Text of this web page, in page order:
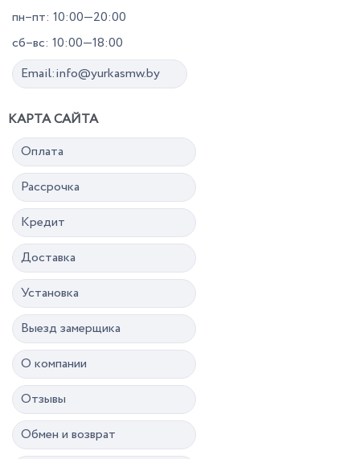
пн–пт: 10:00—20:00
сб–вс: 10:00—18:00
Email:info@yurkasmw.by
КАРТА САЙТА
Оплата
Рассрочка
Кредит
Доставка
Установка
Выезд замерщика
О компании
Отзывы
Обмен и возврат